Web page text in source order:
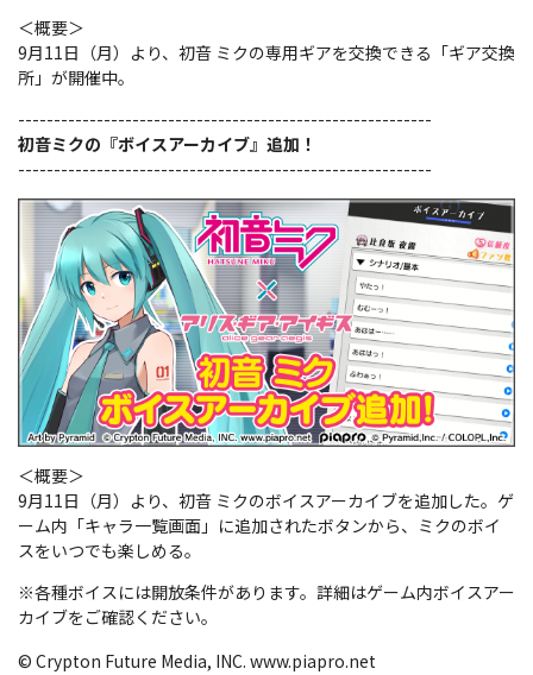
＜概要＞
9月11日（月）より、初音 ミクの専用ギアを交換できる「ギア交換
所」が開催中。
----------------------------------------------------------
初音ミクの『ボイスアーカイブ』追加！
----------------------------------------------------------
＜概要＞
9月11日（月）より、初音 ミクのボイスアーカイブを追加した。ゲ
ーム内「キャラ一覧画面」に追加されたボタンから、ミクのボイ
スをいつでも楽しめる。
※各種ボイスには開放条件があります。詳細はゲーム内ボイスアー
カイブをご確認ください。
© Crypton Future Media, INC. www.piapro.net